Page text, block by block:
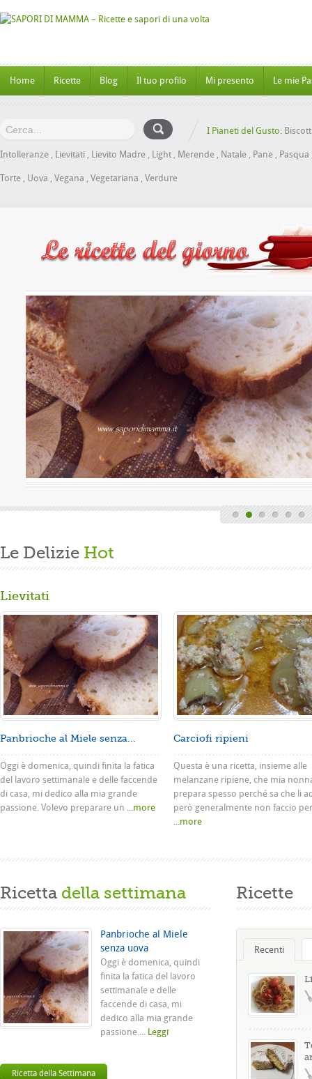
Home Ricette Blog Il tuo profilo Mi presento Le mie
I Pianeti del Gusto:
Intolleranze , Lievitati , Lievito Madre , Light , Merende , Natale , Pane , Pasqua
Torte , Uova , Vegana , Vegetariana , Verdure
Panbrioche al Miele
uova
Valutazione media: (0 / 5)
Oggi è domenica, quindi finita la fatica del lavoro
e delle faccende di casa, mi dedico alla mia
Volevo preparare un panbrioche salutare per la ...
Gusta...
Le Delizie Hot
Lievitati
Panbrioche al Miele senza...
Oggi è domenica, quindi finita la fatica
del lavoro settimanale e delle faccende
di casa, mi dedico alla mia grande
passione. Volevo preparare un ...more
Carciofi ripieni
Questa è una ricetta, insieme alle
melanzane ripiene, che mia
prepara spesso perché sa che li
però generalmente non faccio
...more
Ricetta della settimana
Panbrioche al Miele
senza uova
Oggi è domenica, quindi
finita la fatica del lavoro
settimanale e delle
faccende di casa, mi
dedico alla mia grande
passione.... Leggi
Ricetta della Settimana
Ricette
Recenti